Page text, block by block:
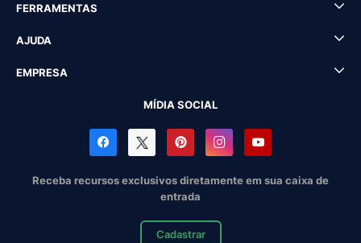
FERRAMENTAS
AJUDA
EMPRESA
MÍDIA SOCIAL
Receba recursos exclusivos diretamente em sua caixa de
entrada
Cadastrar